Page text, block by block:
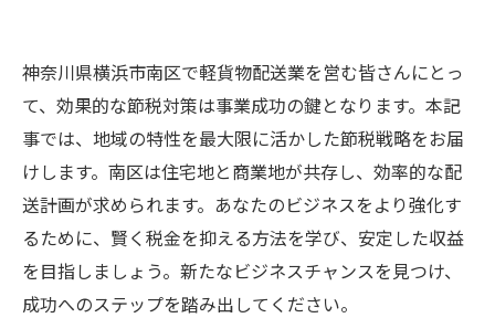
神奈川県横浜市南区で軽貨物配送業を営む皆さんにとっ
て、効果的な節税対策は事業成功の鍵となります。本記
事では、地域の特性を最大限に活かした節税戦略をお届
けします。南区は住宅地と商業地が共存し、効率的な配
送計画が求められます。あなたのビジネスをより強化す
るために、賢く税金を抑える方法を学び、安定した収益
を目指しましょう。新たなビジネスチャンスを見つけ、
成功へのステップを踏み出してください。